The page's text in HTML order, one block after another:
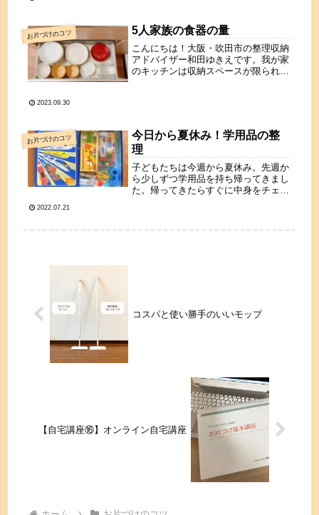
って「これ使ってる？前に使ったのい
つ...
お片づけのコツ 5人家族の食器の量
こんにちは！大阪・吹田市の整理収納
アドバイザー和田ゆきえです。我が家
のキッチンは収納スペースが限られて
楽...
2023.09.30
お片づけのコツ
今日から夏休み！学用品の整
理
子どもたちは今週から夏休み。先週か
ら少しずつ学用品を持ち帰ってきまし
た。帰ってきたらすぐに中身をチェッ
2022.07.21
コスパと使い勝手のいいモップ
【自宅講座⑯】オンライン自宅講座